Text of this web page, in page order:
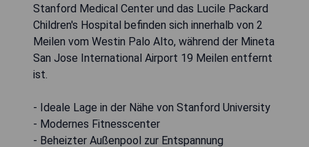
Stanford Medical Center und das Lucile Packard
Children's Hospital befinden sich innerhalb von 2
Meilen vom Westin Palo Alto, während der Mineta
San Jose International Airport 19 Meilen entfernt
ist.
- Ideale Lage in der Nähe von Stanford University
- Modernes Fitnesscenter
- Beheizter Außenpool zur Entspannung